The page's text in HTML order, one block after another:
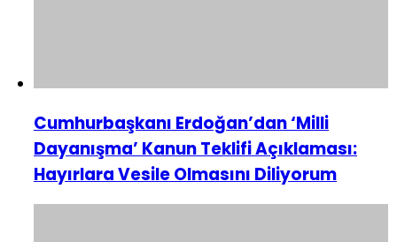
Cumhurbaşkanı Erdoğan’dan ‘Milli
Dayanışma’ Kanun Teklifi Açıklaması:
Hayırlara Vesile Olmasını Diliyorum